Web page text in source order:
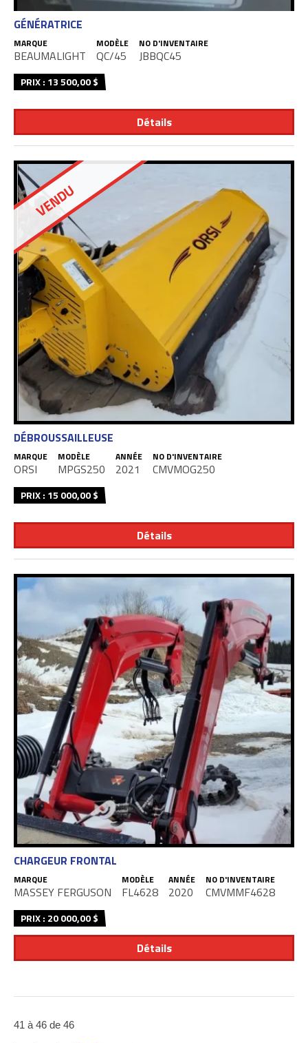
Détails
GÉNÉRATRICE
MARQUE
BEAUMALIGHT
MODÈLE
QC/45
NO D'INVENTAIRE
JBBQC45
PRIX : 13 500,00 $
VENDU
Détails
DÉBROUSSAILLEUSE
MARQUE
ORSI
MODÈLE
MPGS250
ANNÉE
2021
NO D'INVENTAIRE
CMVMOG250
PRIX : 15 000,00 $
Détails
CHARGEUR FRONTAL
MARQUE
MASSEY FERGUSON
MODÈLE
FL4628
ANNÉE
2020
NO D'INVENTAIRE
CMVMMF4628
PRIX : 20 000,00 $
41 à 46 de 46